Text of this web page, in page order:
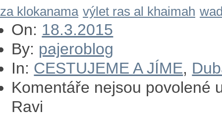
za klokanama výlet ras al khaimah
On: 18.3.2015
By: pajeroblog
In: CESTUJEME A JÍME,
Komentáře nejsou povolené
Ravi